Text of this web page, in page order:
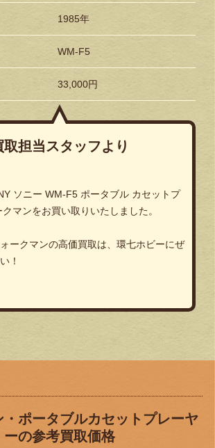
1985年
WM-F5
33,000円
取担当スタッフより
ソニー WM-F5 ポータブル カセットプ
マンをお買い取りいたしました。
ークマンの高価買取は、環七ホビーにぜ
！
・ポータブルカセットプレーヤ
ーの参考買取価格